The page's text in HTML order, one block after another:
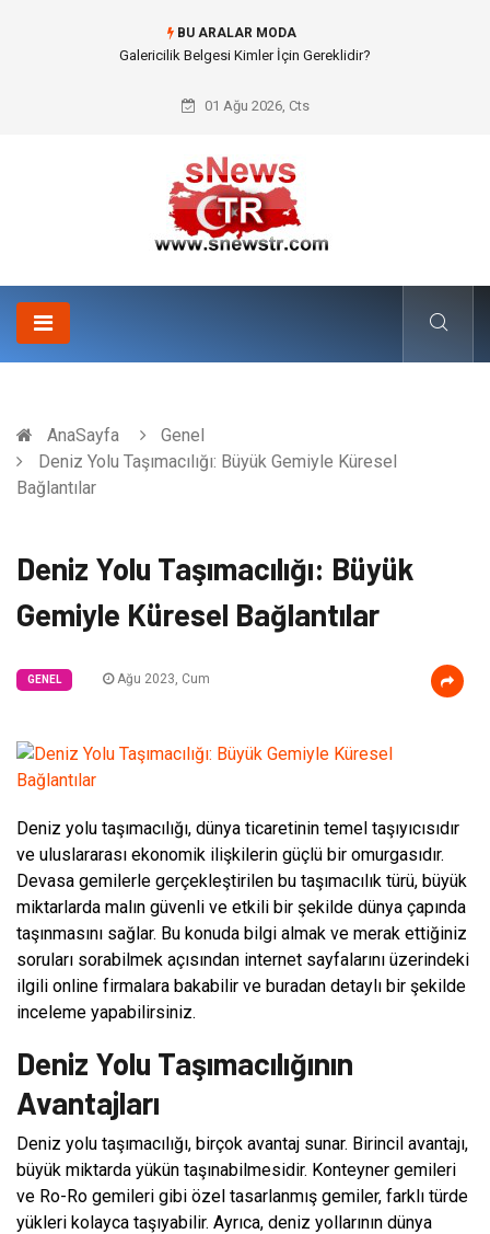
BU ARALAR MODA
Doküman Yönetimi ile Kurumsal Hafızanın Dijitalleşmesi
01 Ağu 2026, Cts
AnaSayfa
Genel
Deniz Yolu Taşımacılığı: Büyük Gemiyle Küresel
Bağlantılar
Deniz Yolu Taşımacılığı: Büyük
Gemiyle Küresel Bağlantılar
GENEL Ağu 2023, Cum
Deniz yolu taşımacılığı, dünya ticaretinin temel taşıyıcısıdır
ve uluslararası ekonomik ilişkilerin güçlü bir omurgasıdır.
Devasa gemilerle gerçekleştirilen bu taşımacılık türü, büyük
miktarlarda malın güvenli ve etkili bir şekilde dünya çapında
taşınmasını sağlar. Bu konuda bilgi almak ve merak ettiğiniz
soruları sorabilmek açısından internet sayfalarını üzerindeki
ilgili online firmalara bakabilir ve buradan detaylı bir şekilde
inceleme yapabilirsiniz.
Deniz Yolu Taşımacılığının
Avantajları
Deniz yolu taşımacılığı, birçok avantaj sunar. Birincil avantajı,
büyük miktarda yükün taşınabilmesidir. Konteyner gemileri
ve Ro-Ro gemileri gibi özel tasarlanmış gemiler, farklı türde
yükleri kolayca taşıyabilir. Ayrıca, deniz yollarının dünya